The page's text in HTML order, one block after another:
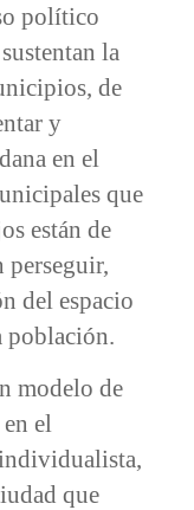
político
la
de
y
en el
que
están de
del espacio
población.
modelo de
el
que